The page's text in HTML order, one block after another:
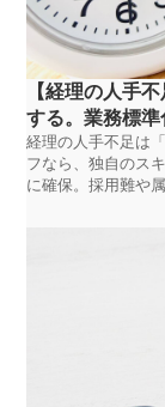
【経理の人手
する。業務標準
RSTANDARD
経理の人手不足は
フなら、独自のス
に確保。採用難や